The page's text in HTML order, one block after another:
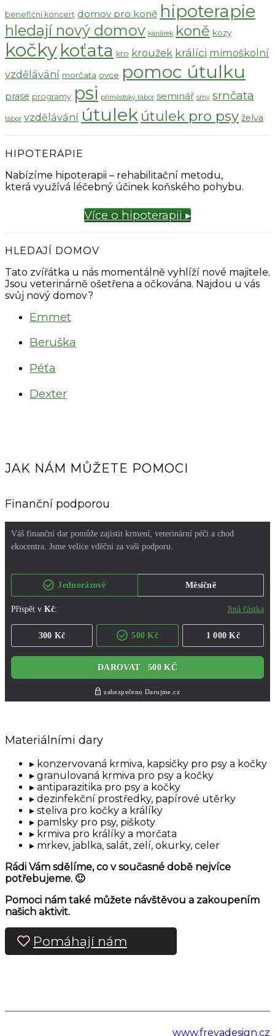
benefiční koncert domov pro koně hipoterapie
hledají nový domov kanárek koně kozy
kočky koťata kro kroužek králíci mimoškolní
vzdělávání morčata ovce pomoc útulku
prase programy psi příměstský tábor seminář srny srnčata
tábor vzdělávání útulek útulek pro psy želva
HIPOTERAPIE
Nabízíme hipoterapii – rehabilitační metodu,
která využívá léčebný účinek koňského pohybu.
Více o hipoterapii ▸
HLEDAJÍ DOMOV
Tato zvířátka u nás momentálně vyhlíží nové majitele.
Jsou veterinárně ošetřena a očkována. Najdou u vás
svůj nový domov?
Emmet
Beruška
Péťa
Dexter
JAK NÁM MŮŽETE POMOCI
Finanční podporou
Materiálními dary
konzervovaná krmiva, kapsičky pro psy a kočky
granulovaná krmiva pro psy a kočky
antiparazitika pro psy a kočky
dezinfekční prostředky, papírové utěrky
steliva pro kočky a králíky
pamlsky pro psy, piškoty
krmiva pro králíky a morčata
mrkev, jablka, salát, zelí, okurky, celer
Rádi Vám sdělíme, co v současné době nejvíce
potřebujeme. 🙂
Pomoci nám také můžete návštěvou a zakoupením
našich aktivit.
Pomáhají nám
www.freyadesign.cz